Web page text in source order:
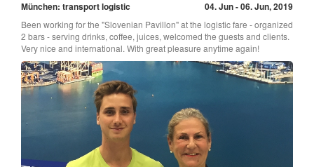
München: transport logistic
04. Jun - 06. Jun, 2019
Been working for the "Slovenian Pavillon" at the logistic fare - organized
2 bars - serving drinks, coffee, juices, welcomed the guests and clients.
Very nice and international. With great pleasure anytime again!